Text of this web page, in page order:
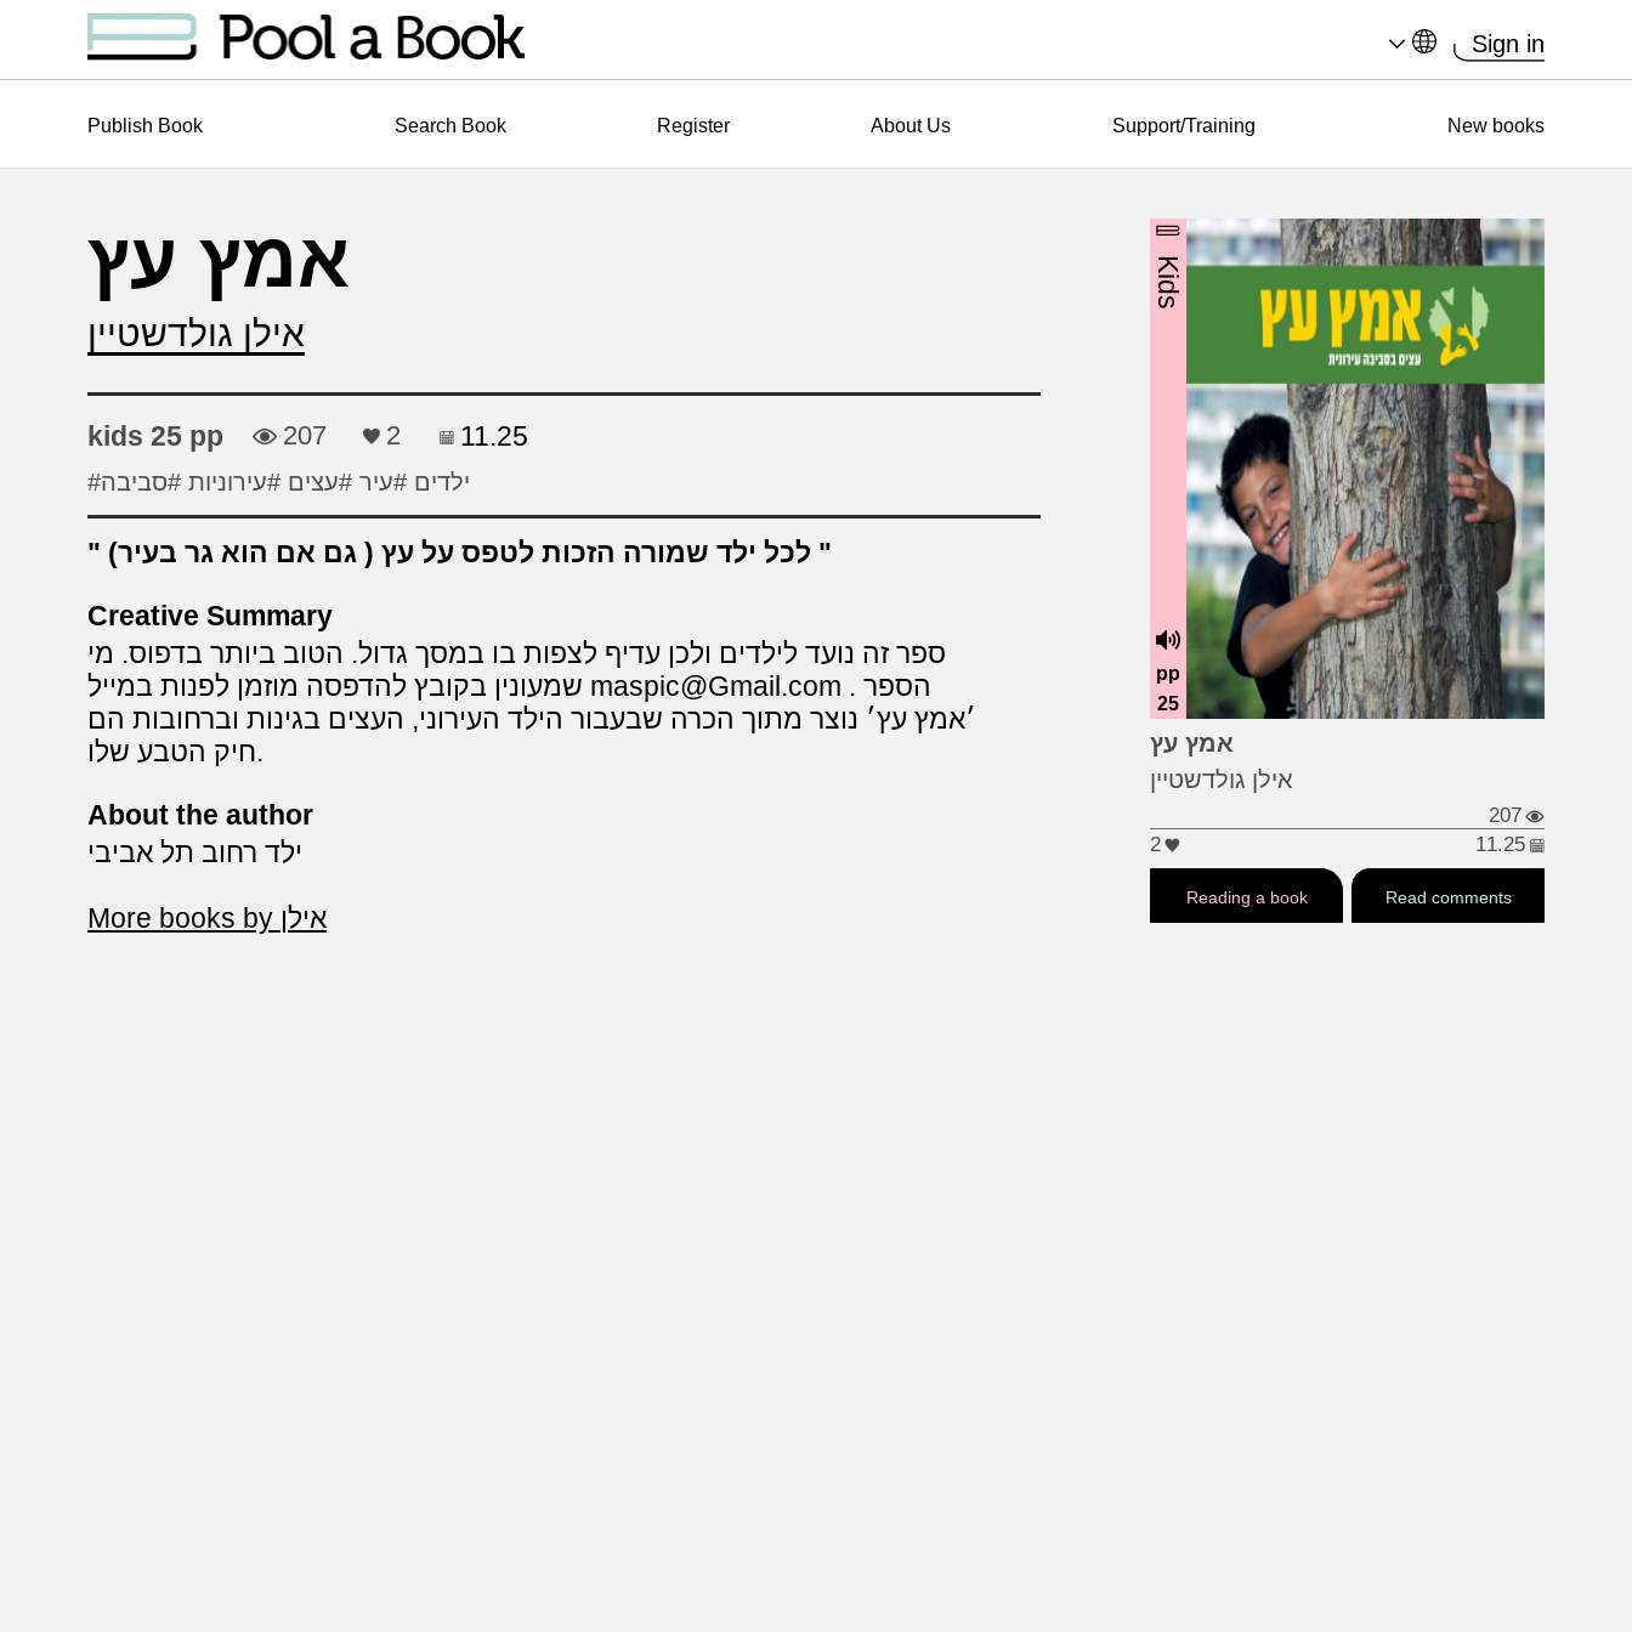
Sign in
Publish Book Search Book Register About Us Support/Training New books
אמץ עץ
אילן גולדשטיין
kids 25 pp 207 2 11.25
#ילדים #עיר #עצים #עירוניות #סביבה
Creative Summary
ספר זה נועד לילדים ולכן עדיף לצפות בו במסך גדול. הטוב ביותר בדפוס. מי
שמעונין בקובץ להדפסה מוזמן לפנות במייל maspic@Gmail.com . הספר
׳אמץ עץ׳ נוצר מתוך הכרה שבעבור הילד העירוני, העצים בגינות וברחובות הם
חיק הטבע שלו.
About the author
ילד רחוב תל אביבי
More books by אילן
Kids
pp
25
#ילדים
אמץ עץ
אילן גולדשטיין
207
11.25
2
Read comments
Reading a book